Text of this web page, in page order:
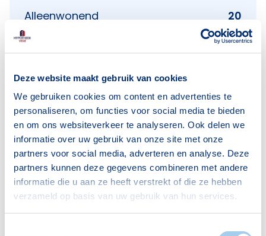
Deze website maakt gebruik van cookies
We gebruiken cookies om content en advertenties te
personaliseren, om functies voor social media te bieden
en om ons websiteverkeer te analyseren. Ook delen we
informatie over uw gebruik van onze site met onze
partners voor social media, adverteren en analyse. Deze
partners kunnen deze gegevens combineren met andere
informatie die u aan ze heeft verstrekt of die ze hebben
verzameld op basis van uw gebruik van hun services.
Alleenwonend
20
Gezin zonder kinderen
61
Gezin met kinderen
44
Bron: CBS
Voorzieningen in Bokhoven
Deze wijk heeft het allemaal voor je. Zo vind je
er: